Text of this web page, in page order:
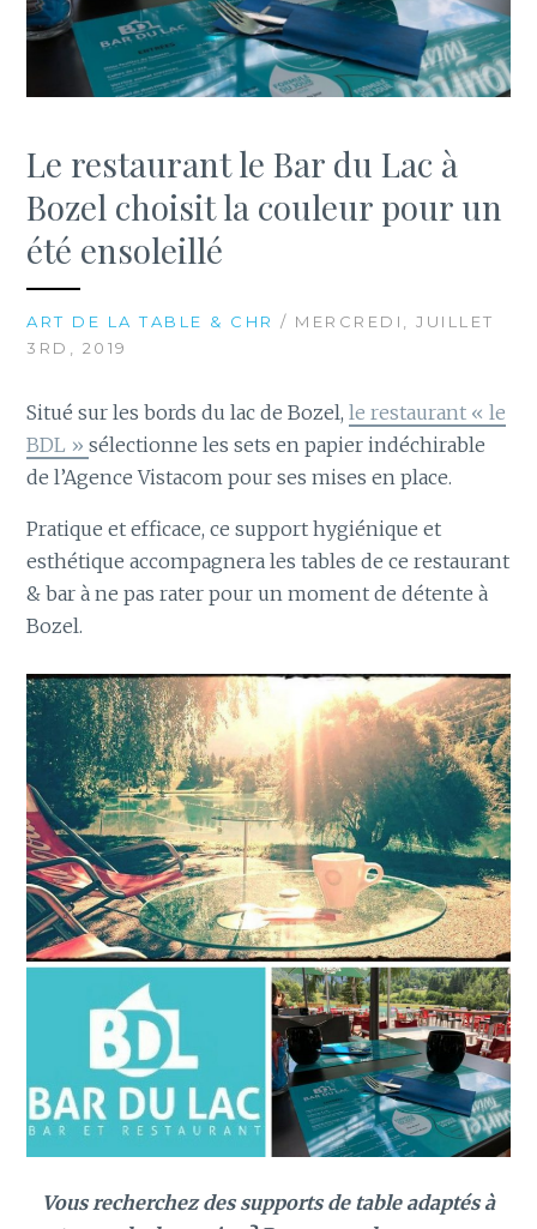
Le restaurant le Bar du Lac à
Bozel choisit la couleur pour un
été ensoleillé
ART DE LA TABLE & CHR / MERCREDI, JUILLET
3RD, 2019
Situé sur les bords du lac de Bozel,le restaurant « le
BDL »sélectionne les sets en papier indéchirable
de l’Agence Vistacom pour ses mises en place.
Pratique et efficace, ce support hygiénique et
esthétique accompagnera les tables de ce restaurant
& bar à ne pas rater pour un moment de détente à
Bozel.
Vous recherchez des supports de table adaptés à